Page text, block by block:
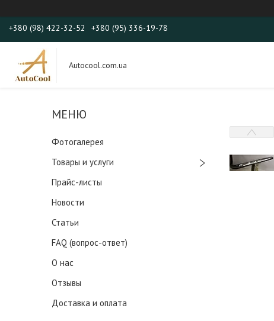
+380 (98) 422-32-52 +380 (95) 336-19-78
Autocool.com.ua
Фотогалерея
Товары и услуги
Прайс-листы
Новости
Статьи
FAQ (вопрос-ответ)
О нас
Отзывы
Доставка и оплата